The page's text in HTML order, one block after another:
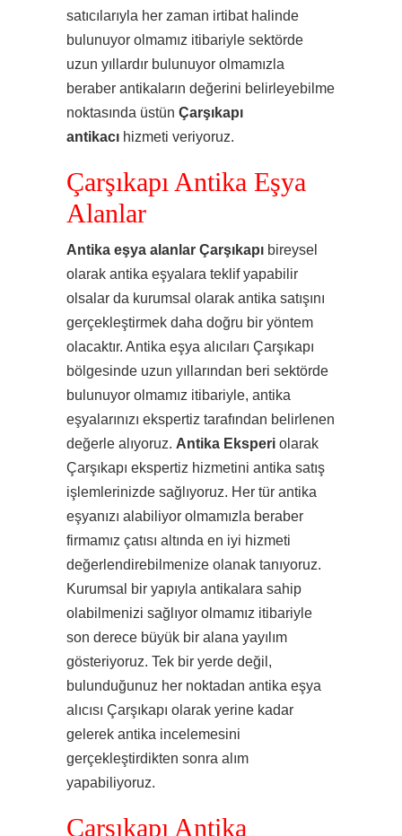
satıcılarıyla her zaman irtibat halinde
bulunuyor olmamız itibariyle sektörde
uzun yıllardır bulunuyor olmamızla
beraber antikaların değerini belirleyebilme
noktasında üstün Çarşıkapı
antikacı hizmeti veriyoruz.
Çarşıkapı Antika Eşya
Alanlar
Antika eşya alanlar Çarşıkapı bireysel
olarak antika eşyalara teklif yapabilir
olsalar da kurumsal olarak antika satışını
gerçekleştirmek daha doğru bir yöntem
olacaktır. Antika eşya alıcıları Çarşıkapı
bölgesinde uzun yıllarından beri sektörde
bulunuyor olmamız itibariyle, antika
eşyalarınızı ekspertiz tarafından belirlenen
değerle alıyoruz. Antika Eksperi olarak
Çarşıkapı ekspertiz hizmetini antika satış
işlemlerinizde sağlıyoruz. Her tür antika
eşyanızı alabiliyor olmamızla beraber
firmamız çatısı altında en iyi hizmeti
değerlendirebilmenize olanak tanıyoruz.
Kurumsal bir yapıyla antikalara sahip
olabilmenizi sağlıyor olmamız itibariyle
son derece büyük bir alana yayılım
gösteriyoruz. Tek bir yerde değil,
bulunduğunuz her noktadan antika eşya
alıcısı Çarşıkapı olarak yerine kadar
gelerek antika incelemesini
gerçekleştirdikten sonra alım
yapabiliyoruz.
Çarşıkapı Antika